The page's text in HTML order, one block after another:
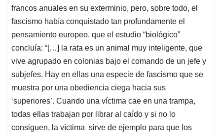
francos anuales en su exterminio, pero, sobre todo, el
fascismo había conquistado tan profundamente el
pensamiento europeo, que el estudio “biológico”
concluía: “[…] la rata es un animal muy inteligente, que
vive agrupado en colonias bajo el comando de un jefe y
subjefes. Hay en ellas una especie de fascismo que se
muestra por una obediencia ciega hacia sus
‘superiores’. Cuando una víctima cae en una trampa,
todas ellas trabajan por librar al caído y si no lo
consiguen, la víctima sirve de ejemplo para que los